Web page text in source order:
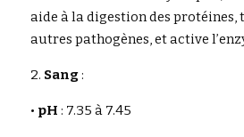
aide à la digestion des protéines,
autres pathogènes, et active
2. Sang :
• pH : 7.35 à 7.45